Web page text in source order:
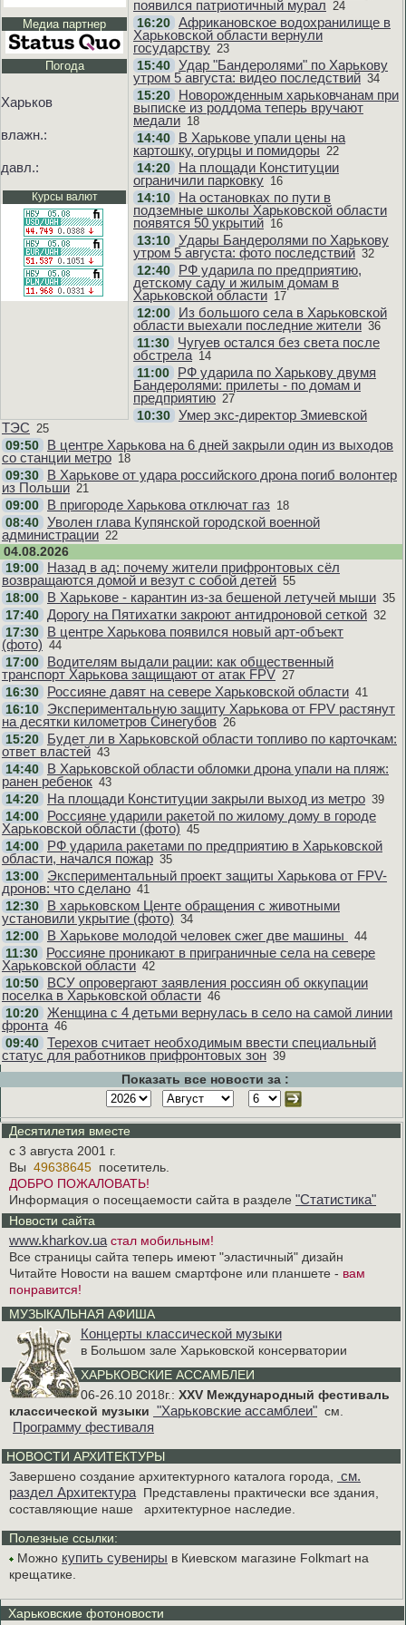
Медиа партнер
Погода
Харьков
влажн.:
давл.:
Курсы валют
появился патриотичный мурал 24
16:20 Африкановское водохранилище в
Харьковской области вернули
государству 23
15:40 Удар "Бандеролями" по Харькову
утром 5 августа: видео последствий 34
15:20
Новорожденным харьковчанам при
выписке из роддома теперь вручают
медали 18
14:40
В Харькове упали цены на
картошку, огурцы и помидоры 22
14:20
На площади Конституции
ограничили парковку 16
14:10
На остановках по пути в
подземные школы Харьковской области
появятся 50 укрытий 16
13:10 Удары Бандеролями по Харькову
утром 5 августа: фото последствий 32
12:40
РФ ударила по предприятию,
детскому саду и жилым домам в
Харьковской области 17
12:00
Из большого села в Харьковской
области выехали последние жители 36
11:30
Чугуев остался без света после
обстрела 14
11:00
РФ ударила по Харькову двумя
Бандеролями: прилеты - по домам и
предприятию 27
10:30 Умер экс-директор Змиевской
ТЭС 25
09:50
В центре Харькова на 6 дней закрыли один из выходов
со станции метро 18
09:30
В Харькове от удара российского дрона погиб волонтер
из Польши 21
09:00 В пригороде Харькова отключат газ 18
08:40 Уволен глава Купянской городской военной
администрации 22
04.08.2026
19:00
Назад в ад: почему жители прифронтовых сёл
возвращаются домой и везут с собой детей 55
18:00 В Харькове - карантин из-за бешеной летучей мыши 35
17:40 Дорогу на Пятихатки закроют антидроновой сеткой 32
17:30
В центре Харькова появился новый арт-объект
(фото) 44
17:00
Водителям выдали рации: как общественный
транспорт Харькова защищают от атак FPV 27
16:30 Россияне давят на севере Харьковской области 41
16:10
Экспериментальную защиту Харькова от FPV растянут
на десятки километров Синегубов 26
15:20
Будет ли в Харьковской области топливо по карточкам:
ответ властей 43
14:40
В Харьковской области обломки дрона упали на пляж:
ранен ребенок 43
14:20 На площади Конституции закрыли выход из метро 39
14:00
Россияне ударили ракетой по жилому дому в городе
Харьковской области (фото) 45
14:00
РФ ударила ракетами по предприятию в Харьковской
области, начался пожар 35
13:00
Экспериментальный проект защиты Харькова от FPV-
дронов: что сделано 41
12:30
В харьковском Центе обращения с животными
установили укрытие (фото) 34
12:00 В Харькове молодой человек сжег две машины 44
11:30
Россияне проникают в приграничные села на севере
Харьковской области 42
10:50
ВСУ опровергают заявления россиян об оккупации
поселка в Харьковской области 46
10:20 Женщина с 4 детьми вернулась в село на самой линии
фронта 46
09:40 Терехов считает необходимым ввести специальный
статус для работников прифронтовых зон 39
Показать все новости за :
Десятилетия вместе
с 3 августа 2001 г.
Вы 49638645 посетитель.
ДОБРО ПОЖАЛОВАТЬ!
Информация о посещаемости сайта в разделе "Статистика"
Новости сайта
www.kharkov.ua стал мобильным!
Все страницы сайта теперь имеют "эластичный" дизайн
Читайте Новости на вашем смартфоне или планшете - вам
понравится!
МУЗЫКАЛЬНАЯ АФИША
Концерты классической музыки
в Большом зале Харьковской консерватории
ХАРЬКОВСКИЕ АССАМБЛЕИ
06-26.10 2018г.: XXV Международный фестиваль
классической музыки "Харьковские ассамблеи" см.
Программу фестиваля
НОВОСТИ АРХИТЕКТУРЫ
Завершено создание архитектурного каталога города,
см.
раздел Архитектура Представлены практически все здания,
составляющие наше архитектурное наследие.
Полезные ссылки:
Можно купить сувениры в Киевском магазине Folkmart на
крещатике.
Харьковские фотоновости